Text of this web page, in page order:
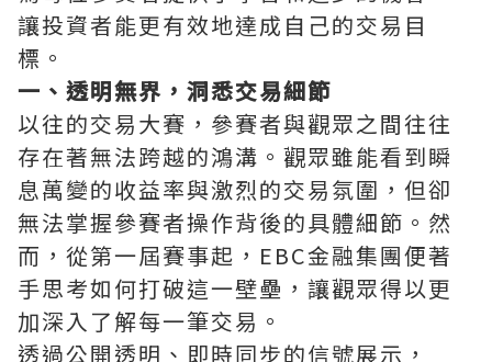
讓投資者能更有效地達成自己的交易目
標。
一、透明無界，洞悉交易細節
以往的交易大賽，參賽者與觀眾之間往往
存在著無法跨越的鴻溝。觀眾雖能看到瞬
息萬變的收益率與激烈的交易氛圍，但卻
無法掌握參賽者操作背後的具體細節。然
而，從第一屆賽事起，EBC金融集團便著
手思考如何打破這一壁壘，讓觀眾得以更
加深入了解每一筆交易。
透過公開透明、即時同步的信號展示，